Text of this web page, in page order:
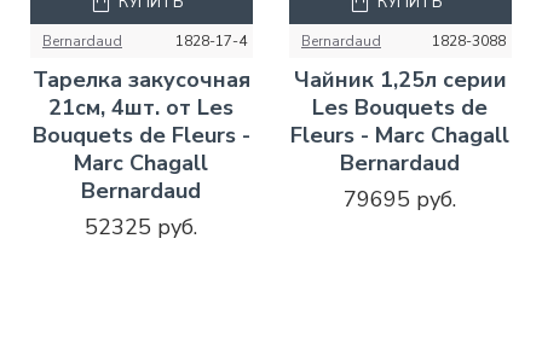
Bernardaud 1828-17-4
Тарелка закусочная
21см, 4шт. от Les
Bouquets de Fleurs -
Marc Chagall
Bernardaud
52325 руб.
Bernardaud 1828-3088
Чайник 1,25л серии
Les Bouquets de
Fleurs - Marc Chagall
Bernardaud
79695 руб.